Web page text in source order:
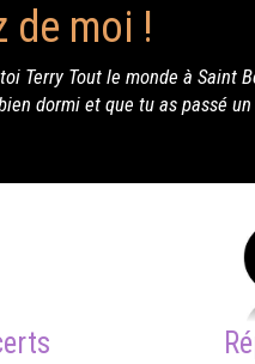
de moi !
ta prestation et nous te
nous. Je te tiens au